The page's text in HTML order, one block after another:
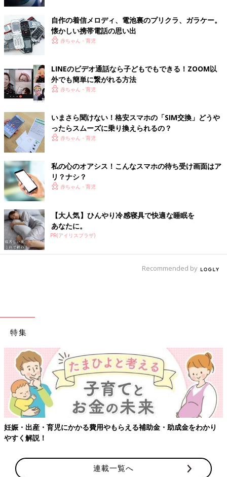
自作の着信メロディ、電池裏のプリクラ、ガラケー。
懐かしい携帯電話の思い出
赤ちゃん・育児
LINEのビデオ通話なら子どもでもできる！ZOOM以
外でも簡単に繋がれる方法
赤ちゃん・育児
いまさら聞けない！格安スマホの「SIM交換」どうや
ったらスムーズに乗り換えられるの？
赤ちゃん・育児
私の心のオアシス！こんなスマホの待ち受け画面はア
リ？ナシ？
赤ちゃん・育児
【大人気】ひんやり冷感寝具で快適な睡眠を
あなたに。
PR(アイリスプラザ)
Recommended by
特集
妊娠・出産・育児にかかる費用やもらえる補助金・助成金をわかり
やすく解説！
連載一覧へ